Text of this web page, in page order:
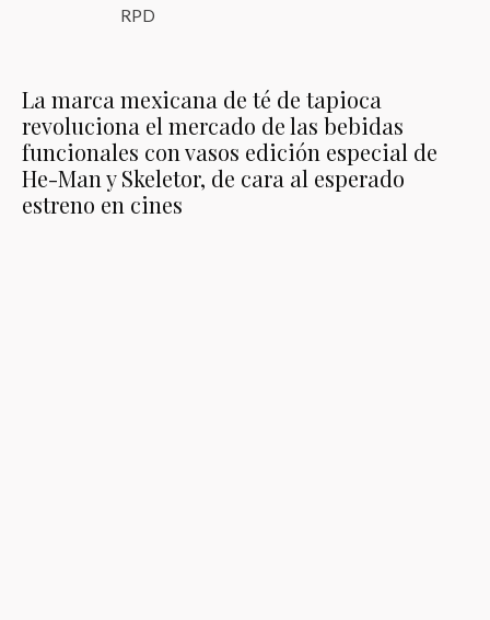
RPD
La marca mexicana de té de tapioca
revoluciona el mercado de las bebidas
funcionales con vasos edición especial de
He-Man y Skeletor, de cara al esperado
estreno en cines